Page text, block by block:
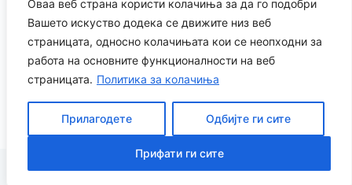
Оваа веб страна користи колачиња за да го подобри
Вашето искуство додека се движите низ веб
страницата, односно колачињата кои се неопходни за
работа на основните функционалности на веб
страницата. Политика за колачиња
Прилагодете Одбијте ги сите
Прифати ги сите
Save my name, email, and website in this browser for the
next time I comment.
Испрати коментар
Copyright © 2026 KSZD - Powered by CreativeThemes